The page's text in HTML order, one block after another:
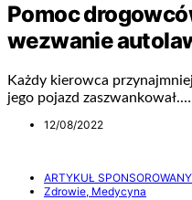
Pomoc
wezwanie
Każdy kierowca
jego pojazd zaszwankował.…
12/08/2022
ARTYKUŁ SPONSOROWANY
Zdrowie, Medycyna